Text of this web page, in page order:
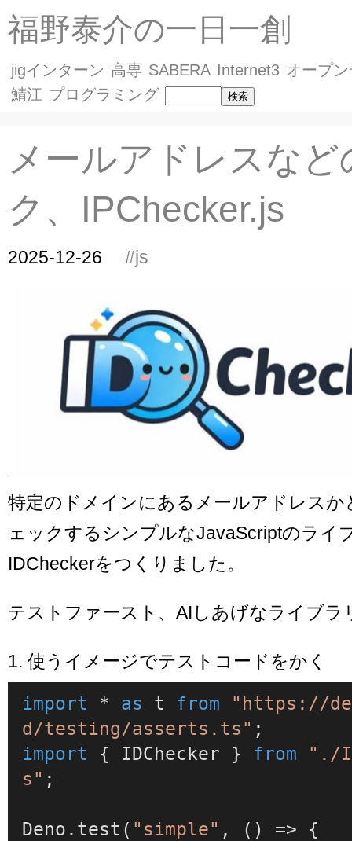
福野泰介の一日一創
jigインターン 高専 SABERA Internet3 オープ
鯖江 プログラミング
メールアドレスな
ク、IPChecker.js
2025-12-26 #js
特定のドメインにあるメールアドレス
ェックするシンプルなJavaScriptのライ
IDCheckerをつくりました。
テストファースト、AIしあげなライブラ
1. 使うイメージでテストコードをかく
import * as t from
"https://
d/testing/asserts.ts"
import { IDChecker } from
"./
s" ;
Deno . test ( "simple" , () => {